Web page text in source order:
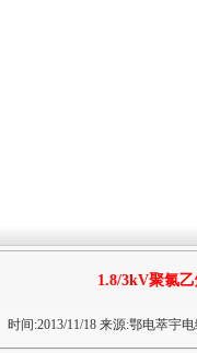
1.8/3kV聚氯
时间:2013/11/18 来源:鄂电萃